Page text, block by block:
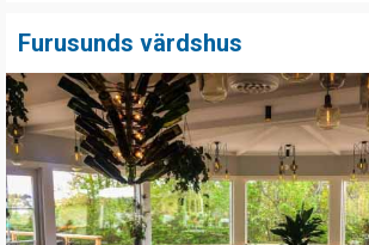
Furusunds värdshus